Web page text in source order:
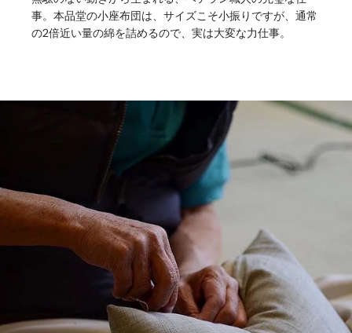
事。本品堂の小座布団は、サイズこそ小振りですが、通常
の2倍近い量の綿を詰めるので、実は大変な力仕事。